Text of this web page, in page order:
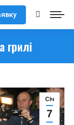
Search:
грилі
Cіч
7